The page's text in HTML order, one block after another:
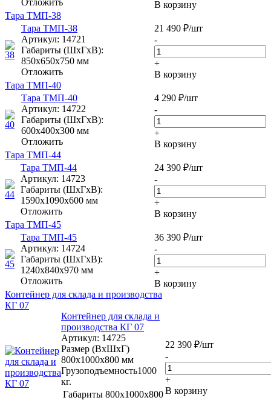
В корзину
Тара ТМП-38
Тара ТМП-38
Артикул: 14721
Габариты (ШxГxВ):
850х650х750 мм
Отложить
21 490 ₽/шт
-
+
В корзину
Тара ТМП-40
Тара ТМП-40
Артикул: 14722
Габариты (ШxГxВ):
600х400х300 мм
Отложить
4 290 ₽/шт
-
+
В корзину
Тара ТМП-44
Тара ТМП-44
Артикул: 14723
Габариты (ШxГxВ):
1590х1090х600 мм
Отложить
24 390 ₽/шт
-
+
В корзину
Тара ТМП-45
Тара ТМП-45
Артикул: 14724
Габариты (ШxГxВ):
1240х840х970 мм
Отложить
36 390 ₽/шт
-
+
В корзину
Контейнер для склада и производства
КГ 07
Контейнер для склада и
производства КГ 07
Артикул: 14725
Размер (ВхШхГ)
800х1000х800 мм
Грузоподъемность1000
кг.
Габариты 800x1000x800
22 390 ₽/шт
-
+
В корзину